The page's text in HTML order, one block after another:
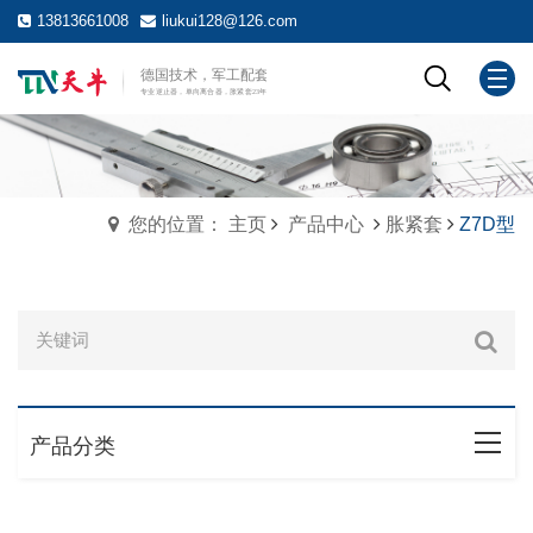
13813661008 liukui128@126.com
您的位置： 主页 产品中心 胀紧套 Z7D型
产品分类